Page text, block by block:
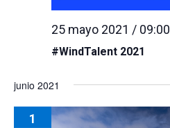
#WindTalent 2021
25 mayo 2021 / 09:00
junio 2021
1